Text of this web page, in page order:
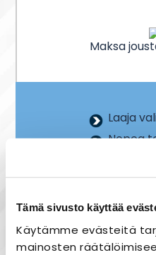
Tämä sivusto käyttää
Käytämme evästeitä
mainosten
Maksa
Laaja
Nopea
Tuotekuvaus